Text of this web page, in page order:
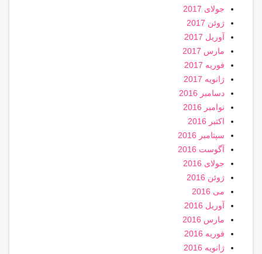
جولای 2017
ژوئن 2017
آوریل 2017
مارس 2017
فوریه 2017
ژانویه 2017
دسامبر 2016
نوامبر 2016
اکتبر 2016
سپتامبر 2016
آگوست 2016
جولای 2016
ژوئن 2016
می 2016
آوریل 2016
مارس 2016
فوریه 2016
ژانویه 2016